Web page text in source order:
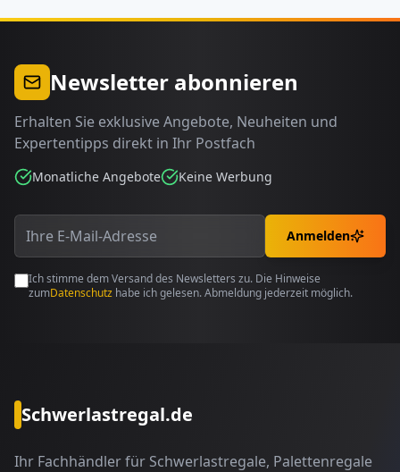
Newsletter abonnieren
Erhalten Sie exklusive Angebote, Neuheiten und
Expertentipps direkt in Ihr Postfach
Monatliche Angebote Keine Werbung
Anmelden
Ich stimme dem Versand des Newsletters zu. Die Hinweise
zumDatenschutz habe ich gelesen. Abmeldung jederzeit möglich.
Schwerlastregal.de
Ihr Fachhändler für Schwerlastregale, Palettenregale